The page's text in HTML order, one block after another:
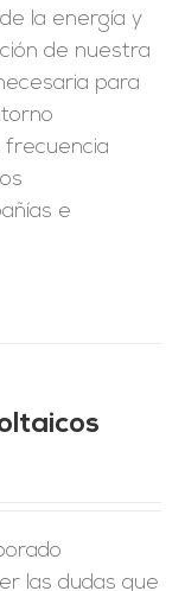
la energía y
de nuestra
para
frecuencia
e
las dudas que